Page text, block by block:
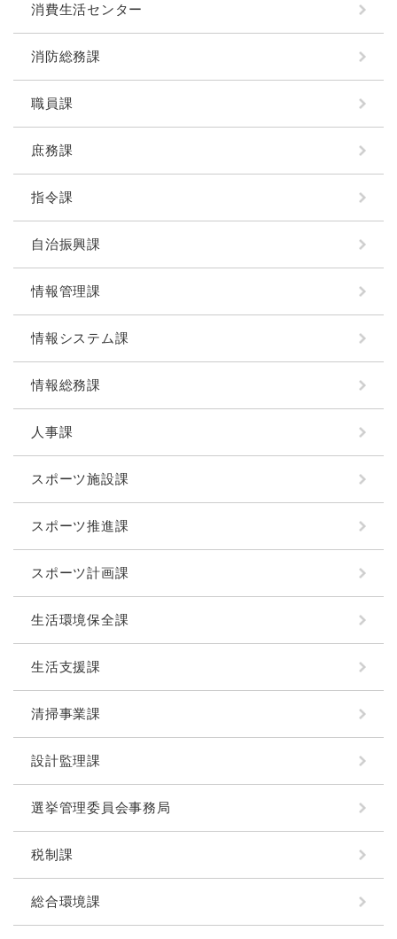
消費生活センター
消防総務課
職員課
庶務課
指令課
自治振興課
情報管理課
情報システム課
情報総務課
人事課
スポーツ施設課
スポーツ推進課
スポーツ計画課
生活環境保全課
生活支援課
清掃事業課
設計監理課
選挙管理委員会事務局
税制課
総合環境課